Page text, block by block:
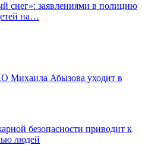
снег»: заявлениями в полицию
на…
Михаила Абызова уходит в
безопасности приводит к
людей